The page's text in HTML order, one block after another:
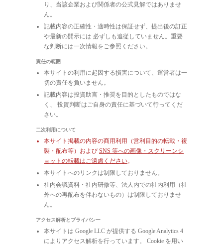
り、当該企業および関係者の公式見解ではありませ
ん。
記載内容の正確性・適時性は保証せず、提出後の訂正
や最新の開示には 必ずしも追従していません。重要
な判断には一次情報をご参照ください。
責任の範囲
本サイトの利用に起因する損害について、運営者は一
切の責任を負いません。
記載内容は投資助言・推奨を目的としたものではな
く、 投資判断はご自身の責任に基づいて行ってくだ
さい。
二次利用について
本サイト掲載の内容の商用利用（営利目的の転載・複
製・配布等）および SNS 等への画像・スクリーンシ
ョットの転載はご遠慮ください。
本サイトへのリンクは制限しておりません。
社内会議資料・社内研修等、法人内での社内利用（社
外への再配布を伴わないもの）は制限しておりませ
ん。
アクセス解析とプライバシー
本サイトは Google LLC が提供する Google Analytics 4
によりアクセス解析を行っています。 Cookie を用い